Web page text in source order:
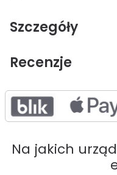
Szczegóły
Recenzje
Na jakich